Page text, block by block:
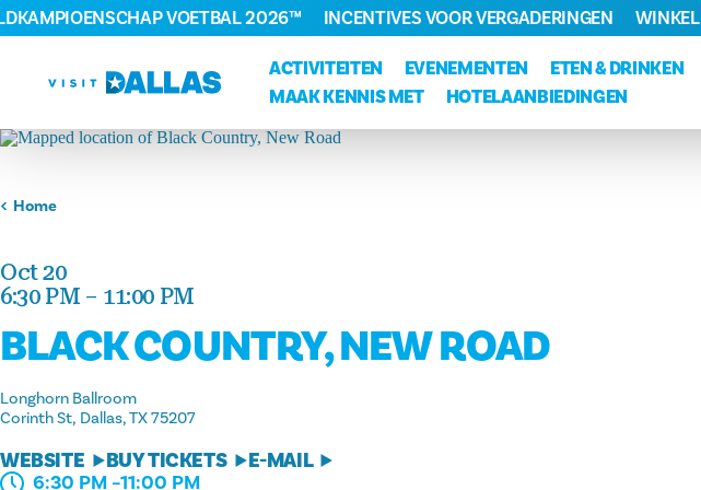
Ga naar de inhoud
ACTIVITEITEN EVENEMENTEN ETEN & DRINKEN
MAAK KENNIS MET
HOTELAANBIEDINGEN
VOETBAL 2026™ INCENTIVES VOOR VERGADERINGEN WINKEL
Home
Oct 20
6:30 PM – 11:00 PM
BLACK COUNTRY, NEW ROAD
Longhorn Ballroom
Corinth St Dallas, TX 75207
WEBSITE BUY TICKETS E-MAIL
6:30 PM –11:00 PM